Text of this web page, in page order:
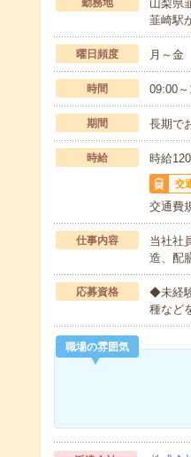
勤務地
山梨県
韮崎駅
曜日頻度 月～金
時間 09:00
期間 長期で
時給 時給
交
交通費
仕事内容
当社社
造、配
応募資格
◆未経
種など
職場の雰囲気